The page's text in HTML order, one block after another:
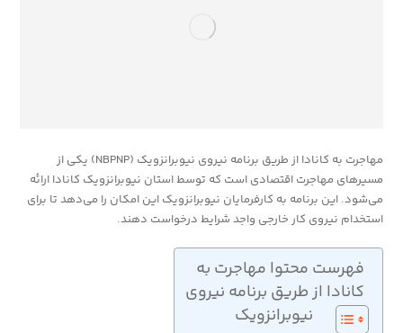
مهاجرت به کانادا از طریق برنامه نیروی نیوبرانزویک (NBPNP) یکی از
مسیرهای مهاجرت اقتصادی است که توسط استان نیوبرانزویک کانادا ارائه
می‌شود. این برنامه به کارفرمایان نیوبرانزویک این امکان را می‌دهد تا برای
استخدام نیروی کار خارجی واجد شرایط درخواست دهند.
فهرست محتوا مهاجرت به
کانادا از طریق برنامه نیروی
نیوبرانزویک